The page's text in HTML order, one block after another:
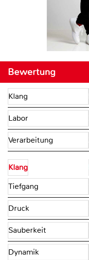
Bewertung
Klang
Labor
Verarbeitung
Klang
Tiefgang
Druck
Sauberkeit
Dynamik